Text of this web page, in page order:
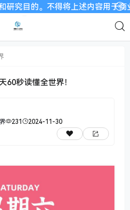
。不得将上述内容用于商业或
60秒读懂全世界！
231 2024-11-30